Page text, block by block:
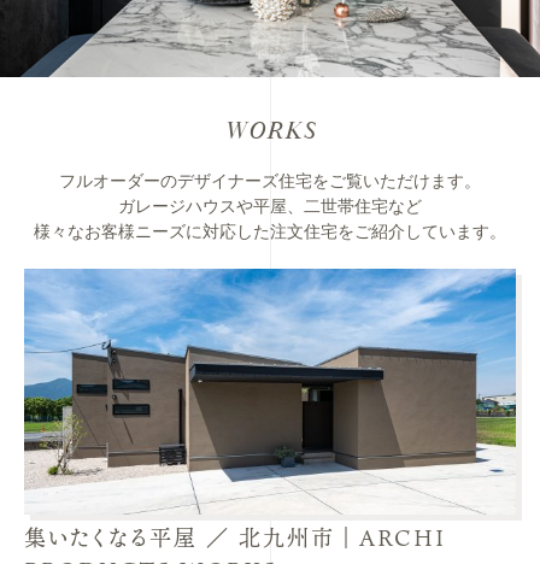
WORKS
フルオーダーのデザイナーズ住宅をご覧いただけます。
ガレージハウスや平屋、二世帯住宅など
様々なお客様ニーズに対応した注文住宅をご紹介しています。
集いたくなる平屋 ／ 北九州市｜ARCHI